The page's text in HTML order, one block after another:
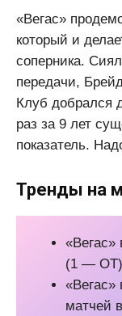
«Вегас»
который и
соперника.
передачи,
Клуб добрался
раз за 9 лет
показатель.
Тренды на
«Вегас»
(1 — ОТ)
«Вегас»
матчей